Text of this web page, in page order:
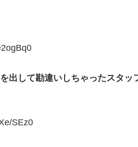
出して勘違いしちゃったスタ
SEz0